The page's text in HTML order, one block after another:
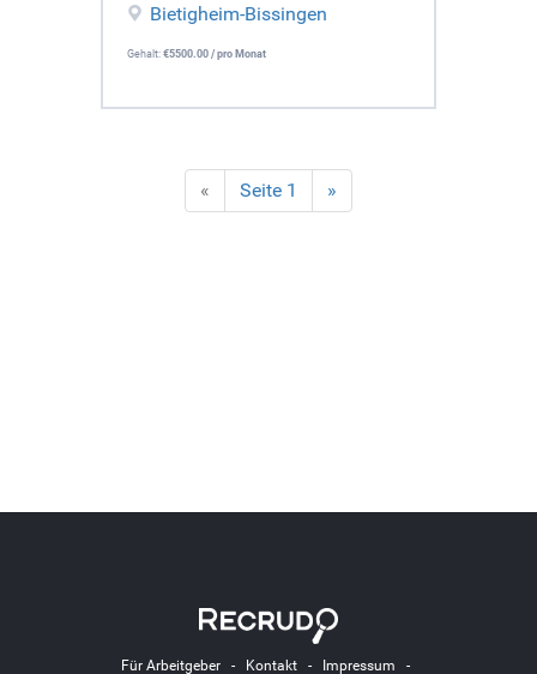
Bietigheim-Bissingen
Gehalt: €5500.00 / pro Monat
« Seite 1 »
Für Arbeitgeber- Kontakt- Impressum -